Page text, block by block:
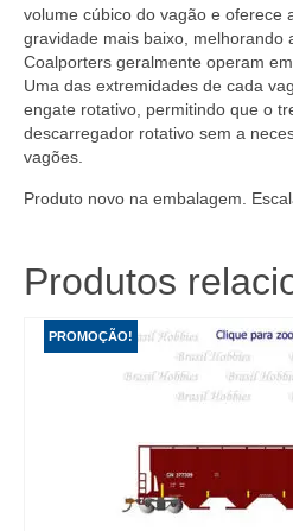
volume cúbico do vagão e oferece
gravidade mais baixo, melhorando
Coalporters geralmente operam
Uma das extremidades de cada
engate rotativo, permitindo que o
descarregador rotativo sem a
vagões.
Produto novo na embalagem.
Produtos
PROMOÇÃO!